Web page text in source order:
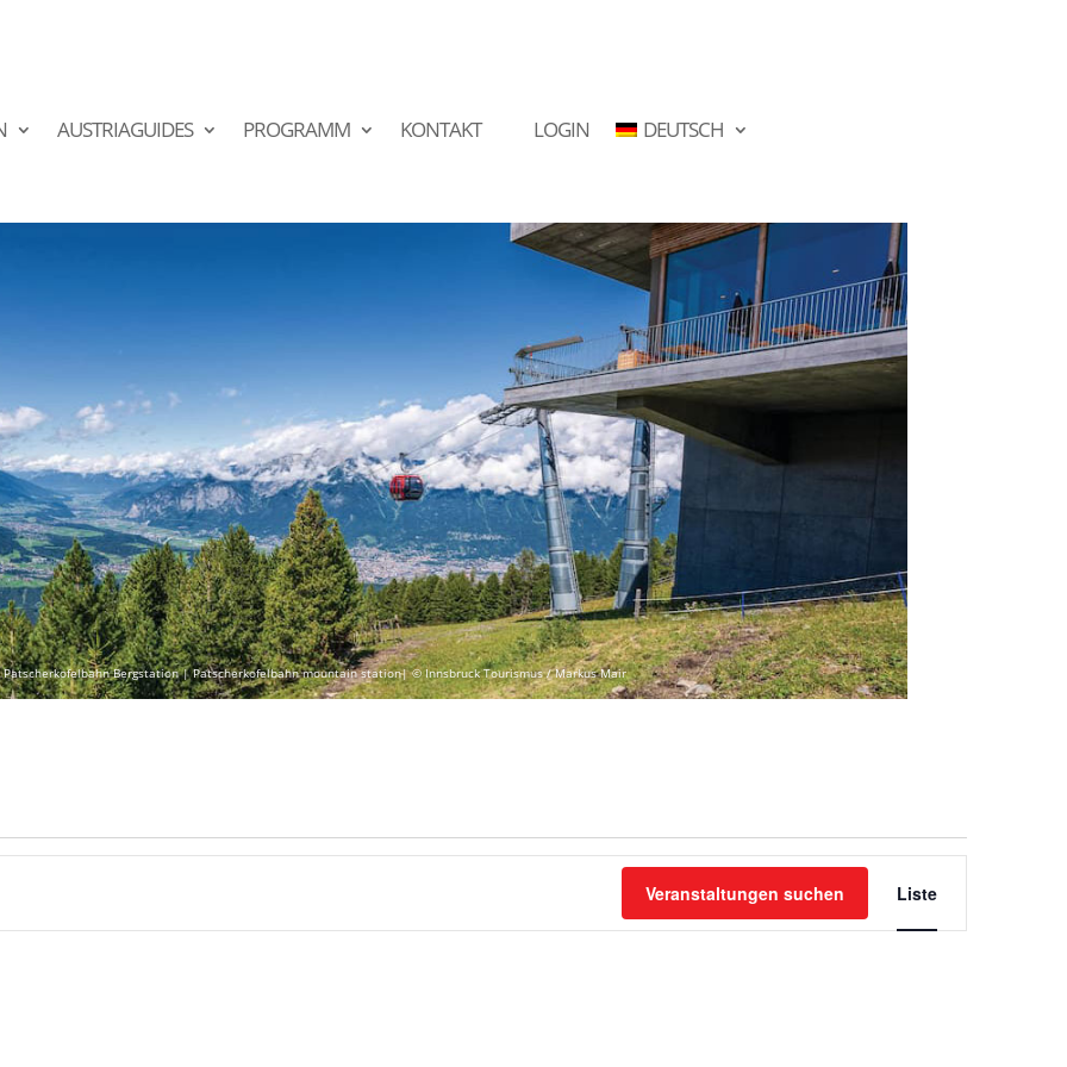
AUSTRIAGUIDES PROGRAMM KONTAKT LOGIN DEUTSCH
Patscherkofelbahn Bergstation | Patscherkofelbahn mountain station| © Innsbruck Tourismus / Markus Mair
Veranstaltungen suchen ANSICHTEN-
Liste